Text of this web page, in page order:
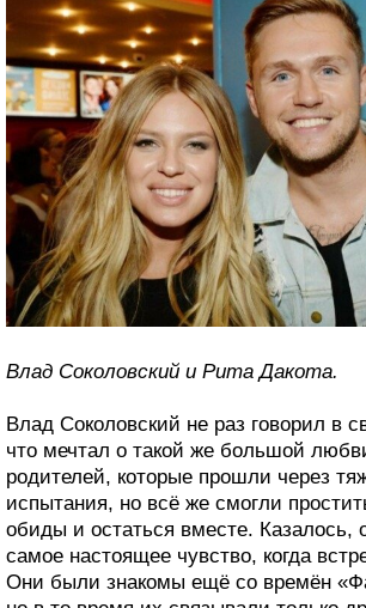
Влад Соколовский и Рита Дакота.
Влад Соколовский не раз говорил в
что мечтал о такой же большой
родителей, которые прошли через
испытания, но всё же смогли
обиды и остаться вместе. Казалось,
самое настоящее чувство, когда
Они были знакомы ещё со времён